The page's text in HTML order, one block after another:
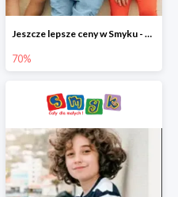
Jeszcze lepsze ceny w Smyku - ubrania i buty do -70%
70%